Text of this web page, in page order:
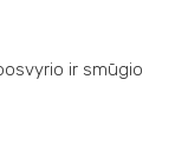
ir smūgio